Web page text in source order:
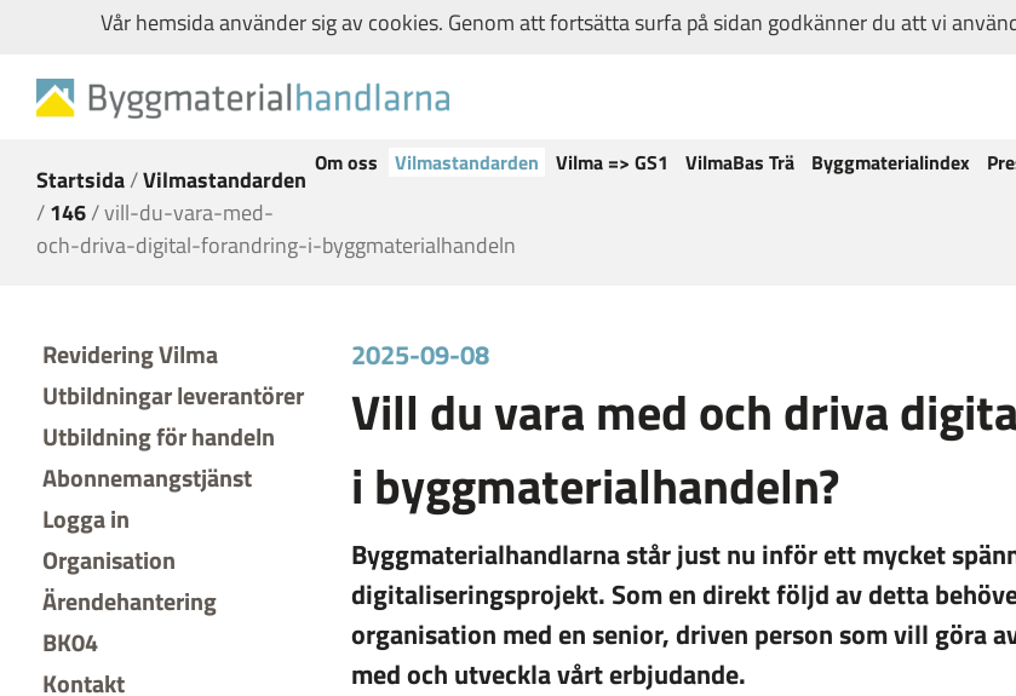
Om oss Vilmastandarden Vilma => GS1 VilmaBas Trä Byggmaterialindex
Startsida/Vilmastandarden
/146/vill-du-vara-med-
och-driva-digital-forandring-i-byggmaterialhandeln
Revidering Vilma
Utbildningar leverantörer
Utbildning för handeln
Abonnemangstjänst
Logga in
Organisation
Ärendehantering
BK04
Kontakt
2025-09-08
Vill du vara med och driva
i byggmaterialhandeln?
Byggmaterialhandlarna står just nu inför ett mycket
digitaliseringsprojekt. Som en direkt följd av detta
organisation med en senior, driven person som vill göra
med och utveckla vårt erbjudande.
Vår hemsida använder sig av cookies. Genom att fortsätta surfa på sidan godkänner du att vi